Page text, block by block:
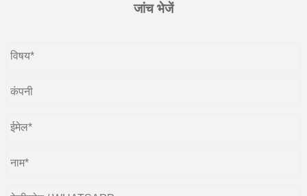
जांच भेजें